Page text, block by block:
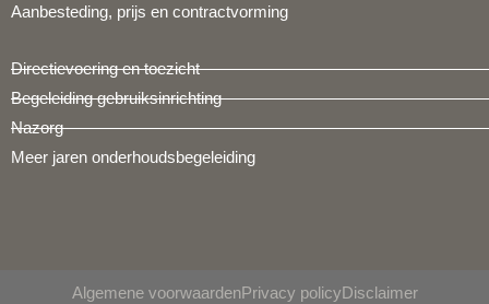
Aanbesteding, prijs en contractvorming
Directievoering en toezicht
Begeleiding gebruiksinrichting
Nazorg
Meer jaren onderhoudsbegeleiding
Algemene voorwaardenPrivacy policyDisclaimer